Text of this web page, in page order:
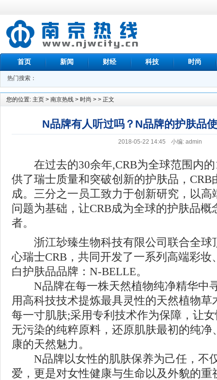
首页 新闻 财经 科技 时尚
热门搜索：
您的位置: 主页 > 南京热线 > 时尚 > > 正文
N品牌有人听过吗？N品牌的护肤品
2018-05-22 14:45 小编: admin
在过去的30余年,CRB为全球范围内的
供了瑞士质量和突破创新的护肤品，CRB
成。三分之一员工致力于创新研究，以高
问题为基础，让CRB成为全球的护肤品概
者。
浙江玅臻生物科技有限公司联合全球
心瑞士CRB，共同开发了一系列高端彩妆
白护肤品品牌：N-BELLE。
N品牌在每一株天然植物纯净精华中
用高科技技术提炼最具灵性的天然植物草
每一寸肌肤;采用专利技术作为保障，让
无污染的纯粹原料，还原肌肤最初的纯净
康的天然魅力。
N品牌以女性的肌肤保养为己任，不
爱，更是对女性健康与生命以及外貌的重